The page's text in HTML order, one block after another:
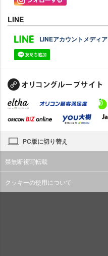
LINE
LINEアカウントメディア
PC版に切り替え
禁無断複写転載
クッキーの使用について